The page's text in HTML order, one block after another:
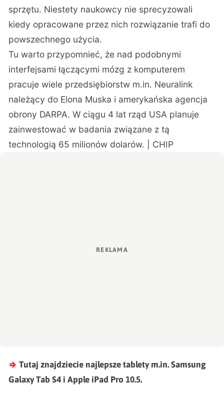
sprzętu. Niestety naukowcy nie sprecyzowali
kiedy opracowane przez nich rozwiązanie trafi do
powszechnego użycia.
Tu warto przypomnieć, że nad podobnymi
interfejsami łączącymi mózg z komputerem
pracuje wiele przedsiębiorstw m.in. Neuralink
należący do Elona Muska i amerykańska agencja
obrony DARPA. W ciągu 4 lat rząd USA planuje
zainwestować w badania związane z tą
technologią 65 milionów dolarów. | CHIP
⇒ Tutaj znajdziecie najlepszetabletym.in. Samsung
Galaxy Tab S4 i Apple iPad Pro 10.5.